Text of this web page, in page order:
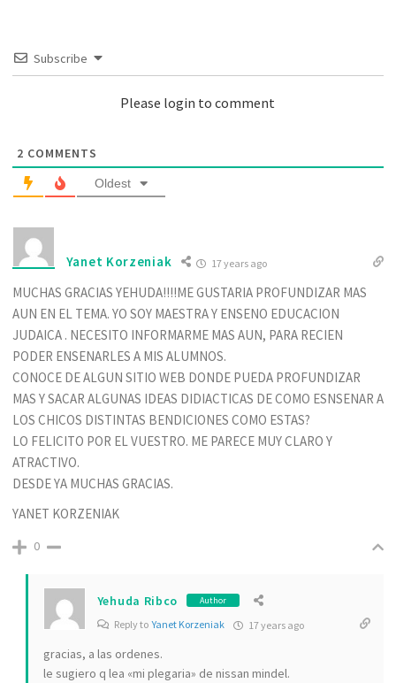
Subscribe
Please login to comment
2 COMMENTS
Oldest
Yanet Korzeniak 17 years ago
MUCHAS GRACIAS YEHUDA!!!!ME GUSTARIA PROFUNDIZAR MAS
AUN EN EL TEMA. YO SOY MAESTRA Y ENSENO EDUCACION
JUDAICA . NECESITO INFORMARME MAS AUN, PARA RECIEN
PODER ENSENARLES A MIS ALUMNOS.
CONOCE DE ALGUN SITIO WEB DONDE PUEDA PROFUNDIZAR
MAS Y SACAR ALGUNAS IDEAS DIDIACTICAS DE COMO ESNSENAR A
LOS CHICOS DISTINTAS BENDICIONES COMO ESTAS?
LO FELICITO POR EL VUESTRO. ME PARECE MUY CLARO Y
ATRACTIVO.
DESDE YA MUCHAS GRACIAS.
YANET KORZENIAK
0
Yehuda Ribco Author
Reply toYanet Korzeniak 17 years ago
gracias, a las ordenes.
le sugiero q lea «mi plegaria» de nissan mindel.